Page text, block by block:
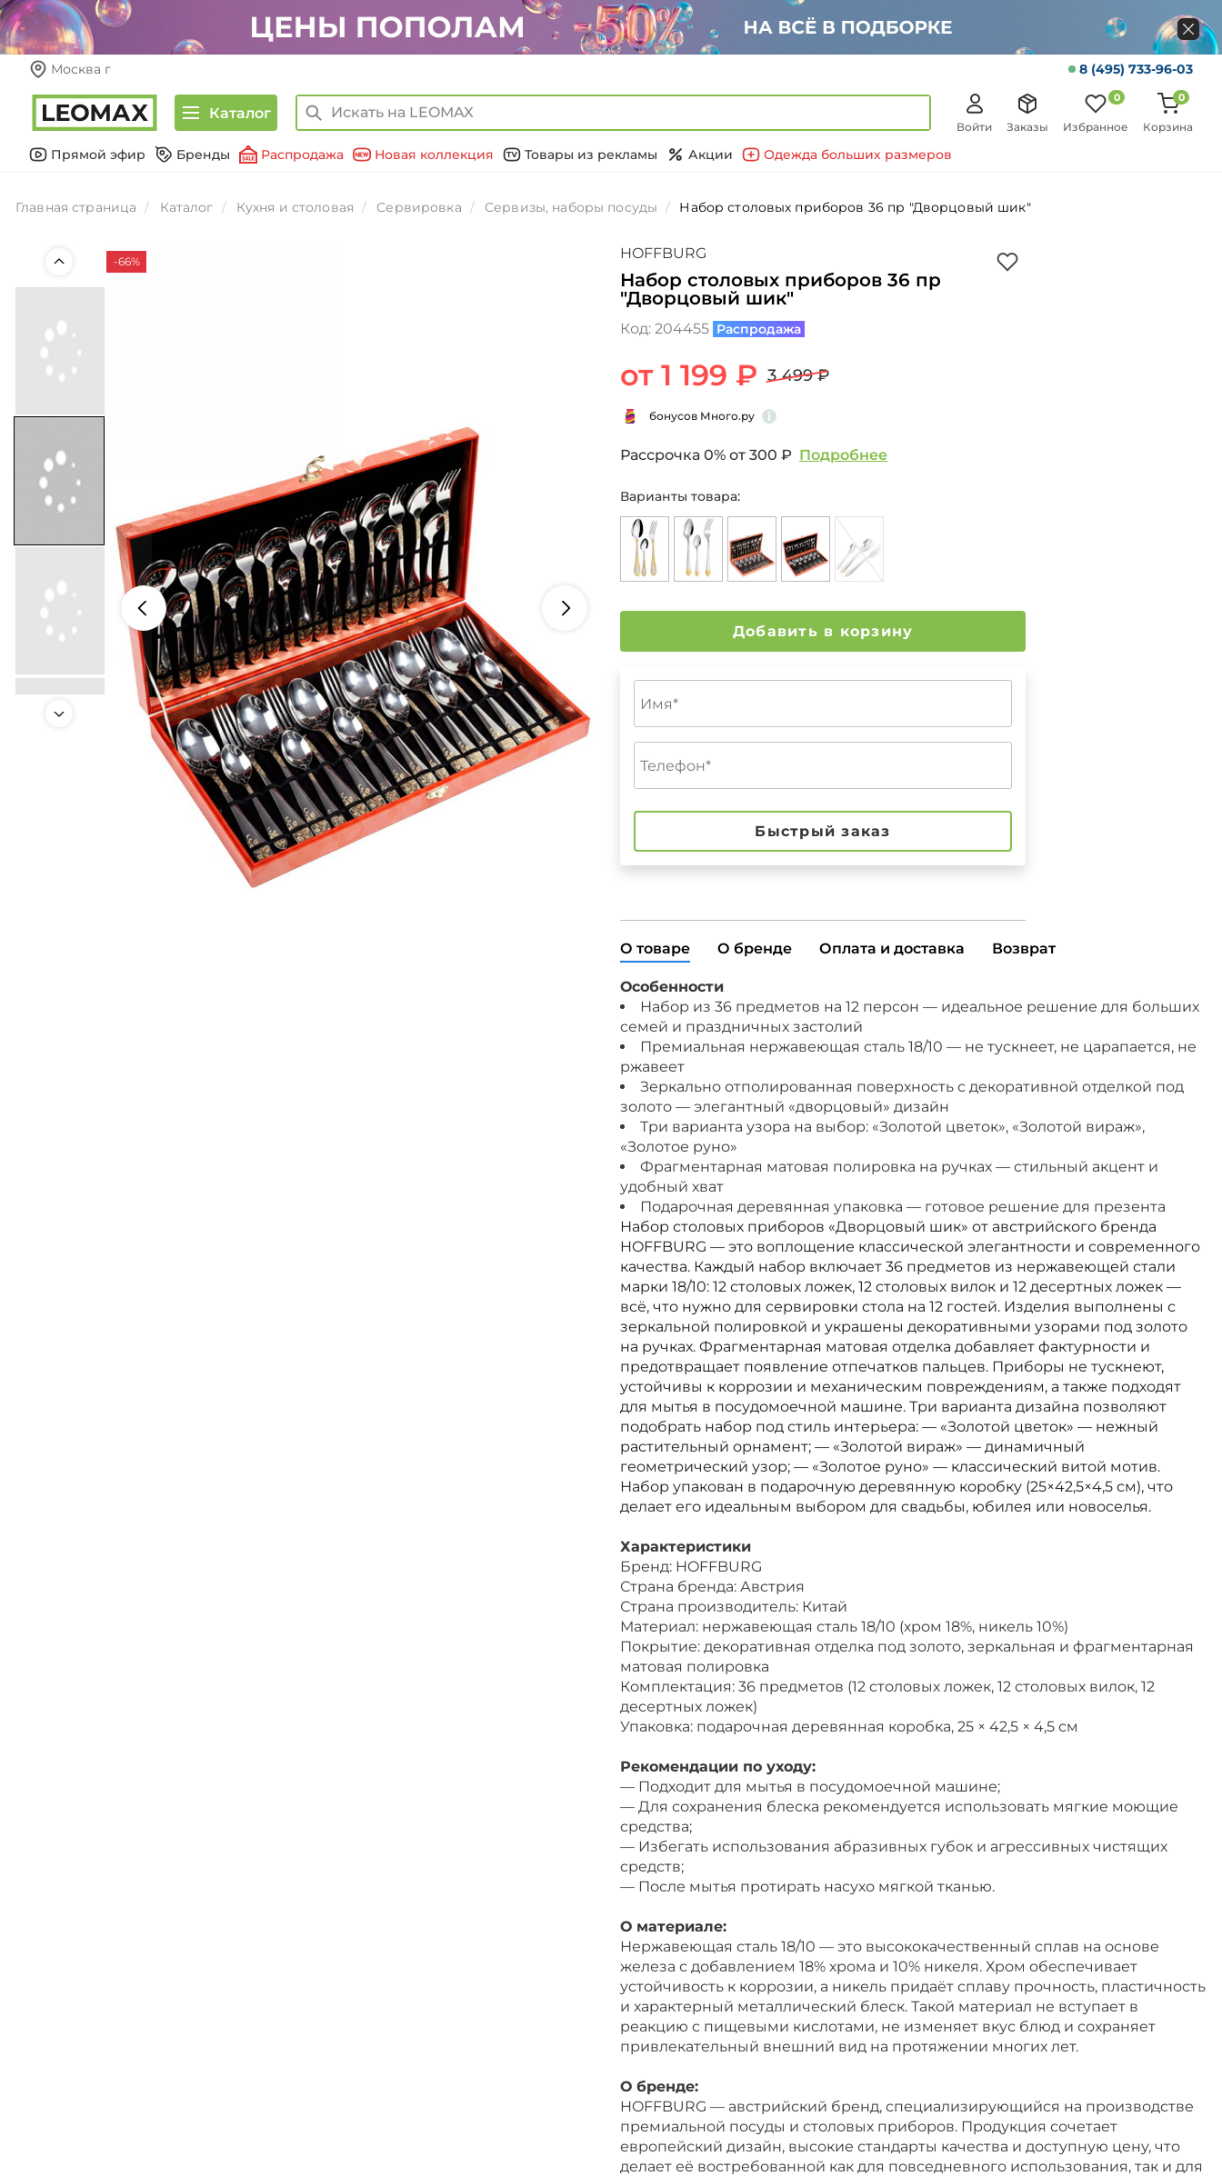
Москва г 8 (495) 733-96-03
Каталог
Войти Заказы Избранное
0
Корзина
0
Прямой эфир Бренды Распродажа Новая коллекция Товары из рекламы Акции Одежда больших размеров
Главная страница Каталог Кухня и столовая Сервировка Сервизы, наборы посуды Набор столовых приборов 36 пр "Дворцовый шик"
-66% HOFFBURG
Набор столовых приборов 36 пр
"Дворцовый шик"
Код: 204455 Распродажа
от 1 199 ₽ 3 499 ₽
бонусов Много.ру
Рассрочка 0% от 300 ₽ Подробнее
Варианты товара:
Добавить в корзину
Быстрый заказ
О товаре О бренде Оплата и доставка Возврат
Особенности
Набор из 36 предметов на 12 персон — идеальное решение для больших
семей и праздничных застолий
Премиальная нержавеющая сталь 18/10 — не тускнеет, не царапается, не
ржавеет
Зеркально отполированная поверхность с декоративной отделкой под
золото — элегантный «дворцовый» дизайн
Три варианта узора на выбор: «Золотой цветок», «Золотой вираж»,
«Золотое руно»
Фрагментарная матовая полировка на ручках — стильный акцент и
удобный хват
Подарочная деревянная упаковка — готовое решение для презента
Набор столовых приборов «Дворцовый шик» от австрийского бренда
HOFFBURG — это воплощение классической элегантности и современного
качества. Каждый набор включает 36 предметов из нержавеющей стали
марки 18/10: 12 столовых ложек, 12 столовых вилок и 12 десертных ложек —
всё, что нужно для сервировки стола на 12 гостей. Изделия выполнены с
зеркальной полировкой и украшены декоративными узорами под золото
на ручках. Фрагментарная матовая отделка добавляет фактурности и
предотвращает появление отпечатков пальцев. Приборы не тускнеют,
устойчивы к коррозии и механическим повреждениям, а также подходят
для мытья в посудомоечной машине. Три варианта дизайна позволяют
подобрать набор под стиль интерьера: — «Золотой цветок» — нежный
растительный орнамент; — «Золотой вираж» — динамичный
геометрический узор; — «Золотое руно» — классический витой мотив.
Набор упакован в подарочную деревянную коробку (25×42,5×4,5 см), что
делает его идеальным выбором для свадьбы, юбилея или новоселья.
Характеристики
Бренд: HOFFBURG
Страна бренда: Австрия
Страна производитель: Китай
Материал: нержавеющая сталь 18/10 (хром 18%, никель 10%)
Покрытие: декоративная отделка под золото, зеркальная и фрагментарная
матовая полировка
Комплектация: 36 предметов (12 столовых ложек, 12 столовых вилок, 12
десертных ложек)
Упаковка: подарочная деревянная коробка, 25 × 42,5 × 4,5 см
Рекомендации по уходу:
— Подходит для мытья в посудомоечной машине;
— Для сохранения блеска рекомендуется использовать мягкие моющие
средства;
— Избегать использования абразивных губок и агрессивных чистящих
средств;
— После мытья протирать насухо мягкой тканью.
О материале:
Нержавеющая сталь 18/10 — это высококачественный сплав на основе
железа с добавлением 18% хрома и 10% никеля. Хром обеспечивает
устойчивость к коррозии, а никель придаёт сплаву прочность, пластичность
и характерный металлический блеск. Такой материал не вступает в
реакцию с пищевыми кислотами, не изменяет вкус блюд и сохраняет
привлекательный внешний вид на протяжении многих лет.
О бренде:
HOFFBURG — австрийский бренд, специализирующийся на производстве
премиальной посуды и столовых приборов. Продукция сочетает
европейский дизайн, высокие стандарты качества и доступную цену, что
делает её востребованной как для повседневного использования, так и для